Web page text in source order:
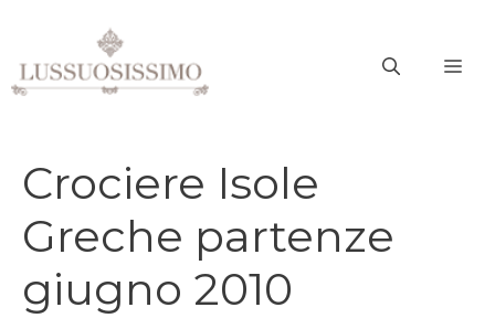
contenuto
Crociere Isole
Greche partenze
giugno 2010